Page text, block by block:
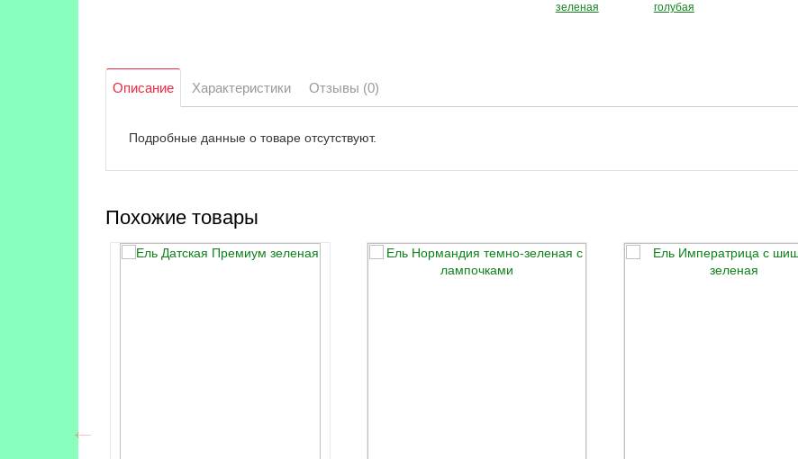
зеленая
голубая
Описание Характеристики Отзывы (0)
Подробные данные о товаре отсутствуют.
Похожие товары